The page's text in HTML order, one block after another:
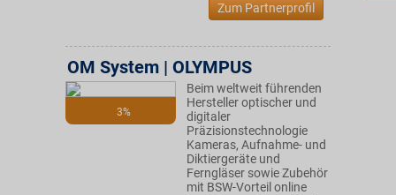
Zum Partnerprofil
3%
OM System | OLYMPUS
Beim weltweit führenden
Hersteller optischer und
digitaler
Präzisionstechnologie
Kameras, Aufnahme- und
Diktiergeräte und
Ferngläser sowie Zubehör
mit BSW-Vorteil online